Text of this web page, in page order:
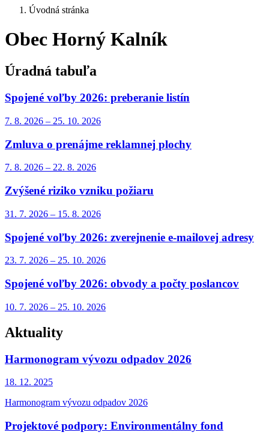
Úvodná stránka
Obec Horný Kalník
Úradná tabuľa
Spojené voľby 2026: preberanie listín
7. 8. 2026 – 25. 10. 2026
Zmluva o prenájme reklamnej plochy
7. 8. 2026 – 22. 8. 2026
Zvýšené riziko vzniku požiaru
31. 7. 2026 – 15. 8. 2026
Spojené voľby 2026: zverejnenie e-mailovej adresy
23. 7. 2026 – 25. 10. 2026
Spojené voľby 2026: obvody a počty poslancov
10. 7. 2026 – 25. 10. 2026
Aktuality
Harmonogram vývozu odpadov 2026
18. 12. 2025
Harmonogram vývozu odpadov 2026
Projektové podpory: Environmentálny fond